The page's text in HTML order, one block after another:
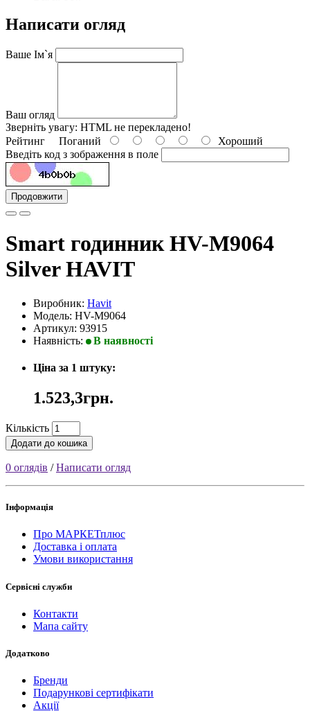
Написати огляд
Ваше Ім`я
Ваш огляд
Зверніть увагу: HTML не перекладено!
Рейтинг Поганий
Хороший
Введіть код з зображення в поле
Продовжити
Smart годинник HV-M9064
Silver HAVIT
Виробник: Havit
Модель: HV-M9064
Артикул: 93915
Наявність:
В наявності
Ціна за 1 штуку:
1.523,3грн.
Кількість
Додати до кошика
0 оглядів /Написати огляд
Інформація
Про МАРКЕТплюс
Доставка і оплата
Умови використання
Сервісні служби
Контакти
Мапа сайту
Додатково
Бренди
Подарункові сертифікати
Акції